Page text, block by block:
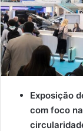
Exposição
com foco